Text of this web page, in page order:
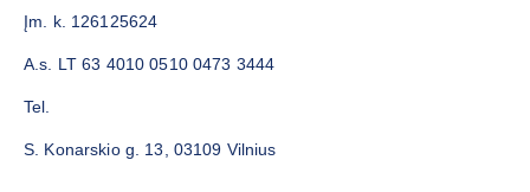
Įm. k. 126125624
A.s. LT 63 4010 0510 0473 3444
Tel.
S. Konarskio g. 13, 03109 Vilnius